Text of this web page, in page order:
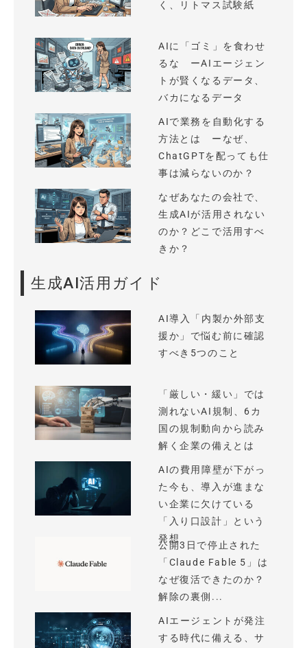
く、リトマス試験紙
AIに「ゴミ」を食わせ
るな ーAIエージェン
トが賢くなるデータ、
バカになるデータ
AIで業務を自動化する
方法とは ーなぜ、
ChatGPTを配っても仕
事は減らないのか？
なぜあなたの会社で、
生成AIが活用されない
のか？どこで活用すべ
きか？
生成AI活用ガイド
AI導入「内製か外部支
援か」で悩む前に確認
すべき5つのこと
「厳しい・緩い」では
測れないAI規制、6カ
国の規制動向から読み
解く企業の備えとは
AIの費用障壁が下がっ
た今も、導入が進まな
い企業に欠けている
「入り口設計」という
発想
公開3日で停止された
「Claude Fable 5」は
なぜ復活できたのか？
解除の裏側...
AIエージェントが発注
する時代に備える、サ